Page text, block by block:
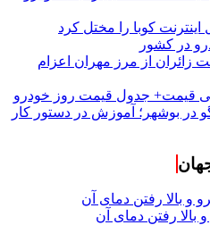
کوبا را مختل کرد
زائران از مرز مهران اعزام
قیمت+ جدول قیمت روز خودرو
در بوشهر؛ آموزش در دستور کار
رفتن دمای آن